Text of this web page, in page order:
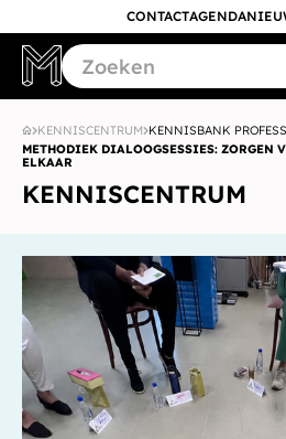
CONTACTAGENDA
KENNISCENTRUM KENNISBANK
METHODIEK DIALOOGSESSIES: ZORGEN
ELKAAR
KENNISCENTRUM